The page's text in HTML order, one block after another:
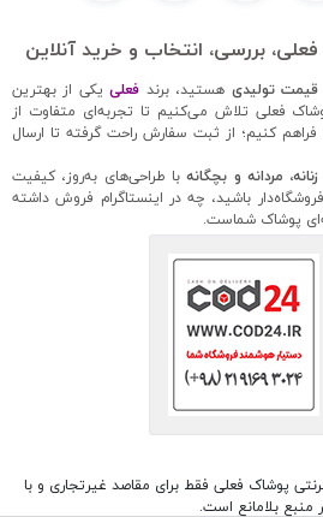
بررسی، انتخاب و خرید آنلاین
قیمت تولیدی هستید، برند فعلی یکی از بهترین
فعلی تلاش می‌کنیم تا تجربه‌ای متفاوت از
کنیم؛ از ثبت سفارش راحت گرفته تا ارسال
مردانه و بچگانهبا طراحی‌های به‌روز، کیفیت
باشید، چه در اینستاگرام فروش داشته
پوشاک شماست.
پوشاک فعلی فقط برای مقاصد غیرتجاری و با
منبع بلامانع است.